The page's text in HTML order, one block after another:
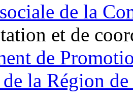
de la
et de
de
la Région